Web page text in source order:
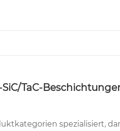
TaC-
spezialisiert,